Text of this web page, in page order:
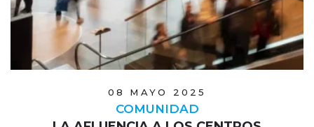
08 MAYO 2025
COMUNIDAD